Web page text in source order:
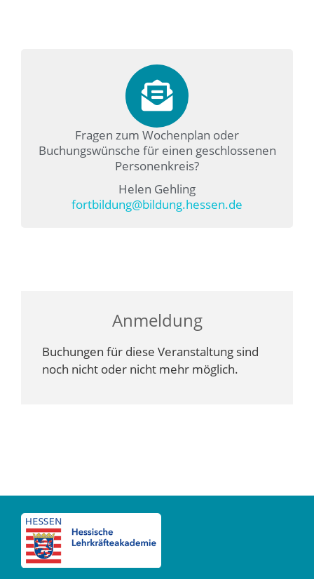
Fragen zum Wochenplan oder
Buchungswünsche für einen geschlossenen
Personenkreis?
Helen Gehling
fortbildung@bildung.hessen.de
Anmeldung
Buchungen für diese Veranstaltung sind
noch nicht oder nicht mehr möglich.